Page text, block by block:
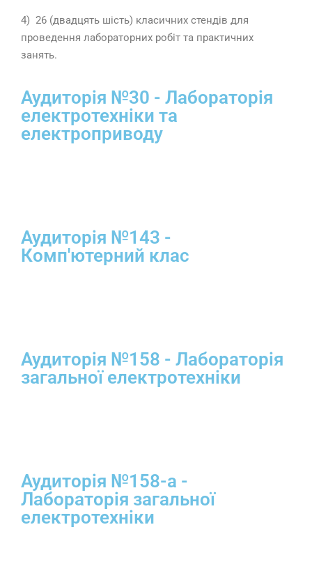
4) 26 (двадцять шість) класичних стендів для
проведення лабораторних робіт та практичних
занять.
Аудиторія №30 - Лабораторія
електротехніки та
електроприводу
Аудиторія №143 -
Комп'ютерний клас
Аудиторія №158 - Лабораторія
загальної електротехніки
Аудиторія №158-а -
Лабораторія загальної
електротехніки